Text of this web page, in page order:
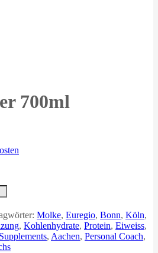
700ml
Molke, Euregio, Bonn, Köln,
, Kohlenhydrate, Protein, Eiweiss,
Supplements, Aachen, Personal Coach,